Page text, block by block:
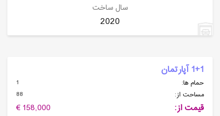
سال ساخت
2020
1+1 آپارتمان
حمام ها:
1
مساحت از:
88
قیمت از: 158,000 €